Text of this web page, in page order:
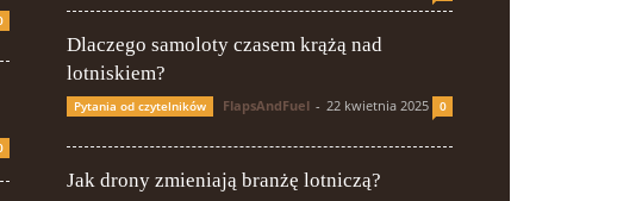
Dlaczego samoloty czasem krążą nad
lotniskiem?
Pytania od czytelników FlapsAndFuel - 22 kwietnia 2025 0
Jak drony zmieniają branżę lotniczą?